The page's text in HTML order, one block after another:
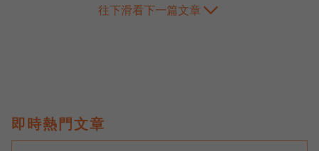
往下滑看下一篇文章
即時熱門文章